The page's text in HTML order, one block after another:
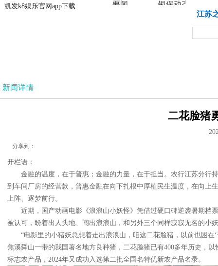
凯发k8娱乐官网app下载
凯发k8娱乐官网app下载
要闻 银保动态
江苏
新闻详情
二花脸猪
分享到：
开栏语：
金融的温度，在于普惠；金融的力量，在于担当。农行江苏分行
到车间厂房的经营款，普惠金融在向下扎根中厚植民生温度，在向上
上阵、逐梦前行。
近期，国产动画电影《浪浪山小妖怪》凭借过硬口碑逆袭暑期档
被认可，盼着出人头地、闯出浪浪山，和另外三个同样寂寂无名的小
“电影里的小猪妖总想着走出浪浪山，咱这二花脸猪，以前也困
焦溪舜山一带的我国著名地方良种猪，二花脸猪已有400多年历史，
标志农产品，2024年又成功入选第二批全国名特优新农产品名录。